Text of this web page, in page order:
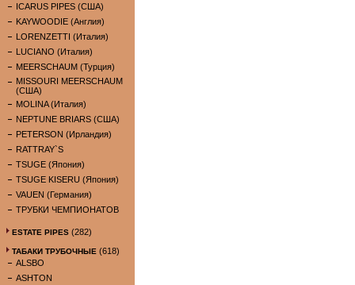
ICARUS PIPES (США)
KAYWOODIE (Англия)
LORENZETTI (Италия)
LUCIANO (Италия)
MEERSCHAUM (Турция)
MISSOURI MEERSCHAUM
(США)
MOLINA (Италия)
NEPTUNE BRIARS (США)
PETERSON (Ирландия)
RATTRAY`S
TSUGE (Япония)
TSUGE KISERU (Япония)
VAUEN (Германия)
ТРУБКИ ЧЕМПИОНАТОВ
ESTATE PIPES (282)
ТАБАКИ ТРУБОЧНЫЕ (618)
ALSBO
ASHTON